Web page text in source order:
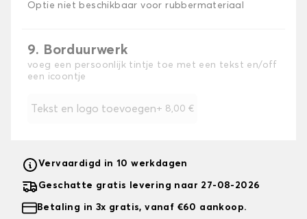
Optie niet beschikbaar voor rubbermateriaal
9. Borduurwerk
voeg een persoonlijk tintje toe met een tekst en/off
een icoontje
Tekst en logo toevoegen+ 8,00 €
Vervaardigd in 10 werkdagen
Geschatte gratis levering naar 27-08-2026
Betaling in 3x gratis, vanaf €60 aankoop.